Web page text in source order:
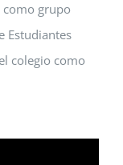
como grupo
Estudiantes
colegio como